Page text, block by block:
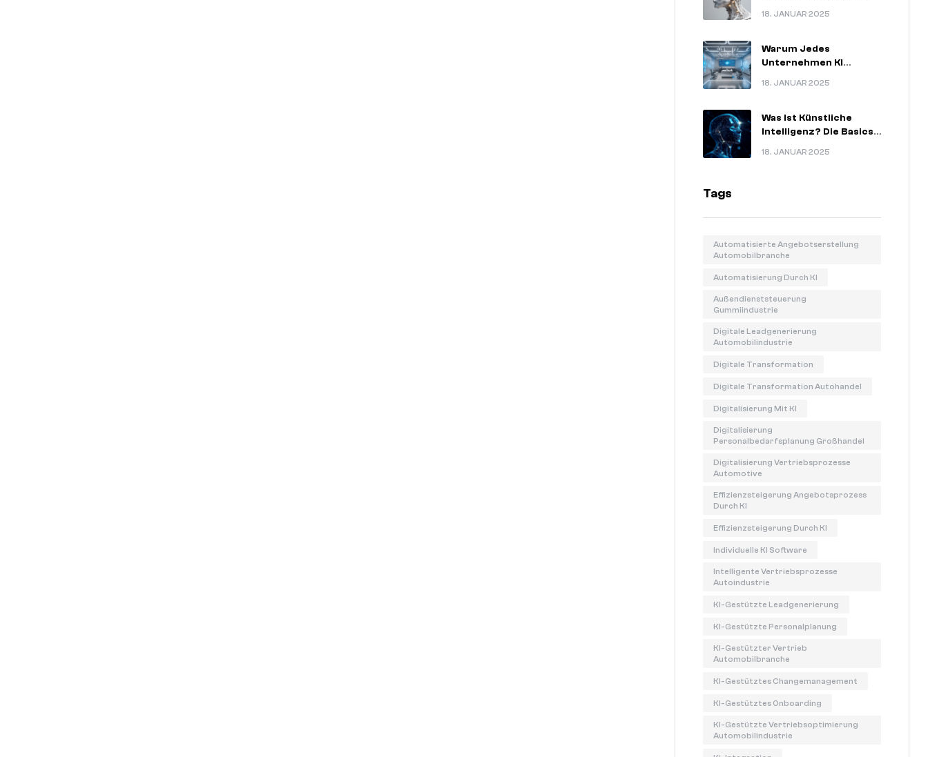
18. JANUAR 2025
18. JANUAR 2025
Warum Jedes
Unternehmen KI
18. JANUAR 2025
Was Ist Künstliche
Intelligenz? Die Basics
Tags
Automatisierte Angebotserstellung
Automobilbranche
Automatisierung Durch KI
Außendienststeuerung
Gummiindustrie
Digitale Leadgenerierung
Automobilindustrie
Digitale Transformation
Digitale Transformation Autohandel
Digitalisierung Mit KI
Digitalisierung
Personalbedarfsplanung Großhandel
Digitalisierung Vertriebsprozesse
Automotive
Effizienzsteigerung Angebotsprozess
Durch KI
Effizienzsteigerung Durch KI
Individuelle KI Software
Intelligente Vertriebsprozesse
Autoindustrie
KI-Gestützte Leadgenerierung
KI-Gestützte Personalplanung
KI-Gestützter Vertrieb
Automobilbranche
KI-Gestütztes Changemanagement
KI-Gestütztes Onboarding
KI-Gestützte Vertriebsoptimierung
Automobilindustrie